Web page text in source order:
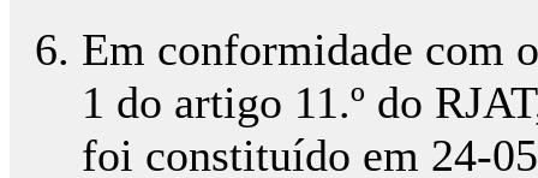
Em conformidade com
1 do artigo 11.º do
foi constituído em 24-